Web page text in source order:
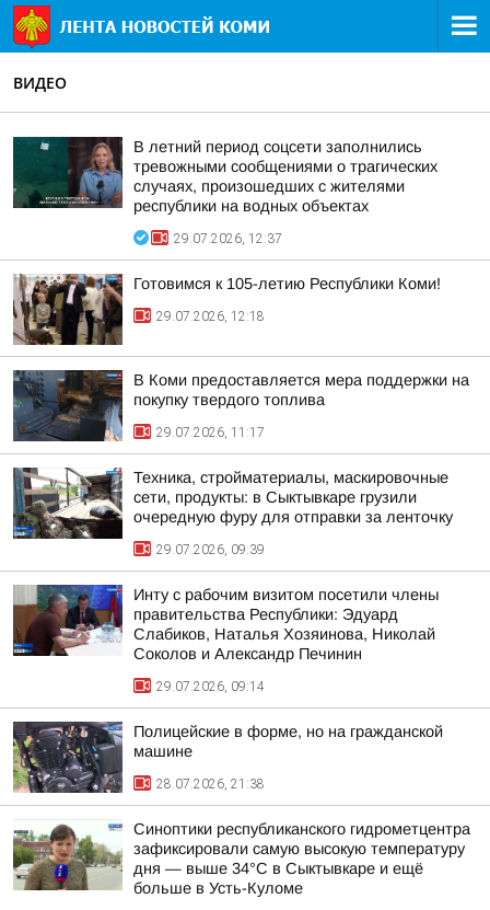
ВИДЕО
В летний период соцсети заполнились
тревожными сообщениями о трагических
случаях, произошедших с жителями
республики на водных объектах
29.07.2026, 12:37
Готовимся к 105-летию Республики Коми!
29.07.2026, 12:18
В Коми предоставляется мера поддержки на
покупку твердого топлива
29.07.2026, 11:17
Техника, стройматериалы, маскировочные
сети, продукты: в Сыктывкаре грузили
очередную фуру для отправки за ленточку
29.07.2026, 09:39
Инту с рабочим визитом посетили члены
правительства Республики: Эдуард
Слабиков, Наталья Хозяинова, Николай
Соколов и Александр Печинин
29.07.2026, 09:14
Полицейские в форме, но на гражданской
машине
28.07.2026, 21:38
Синоптики республиканского гидрометцентра
зафиксировали самую высокую температуру
дня — выше 34°C в Сыктывкаре и ещё
больше в Усть-Куломе